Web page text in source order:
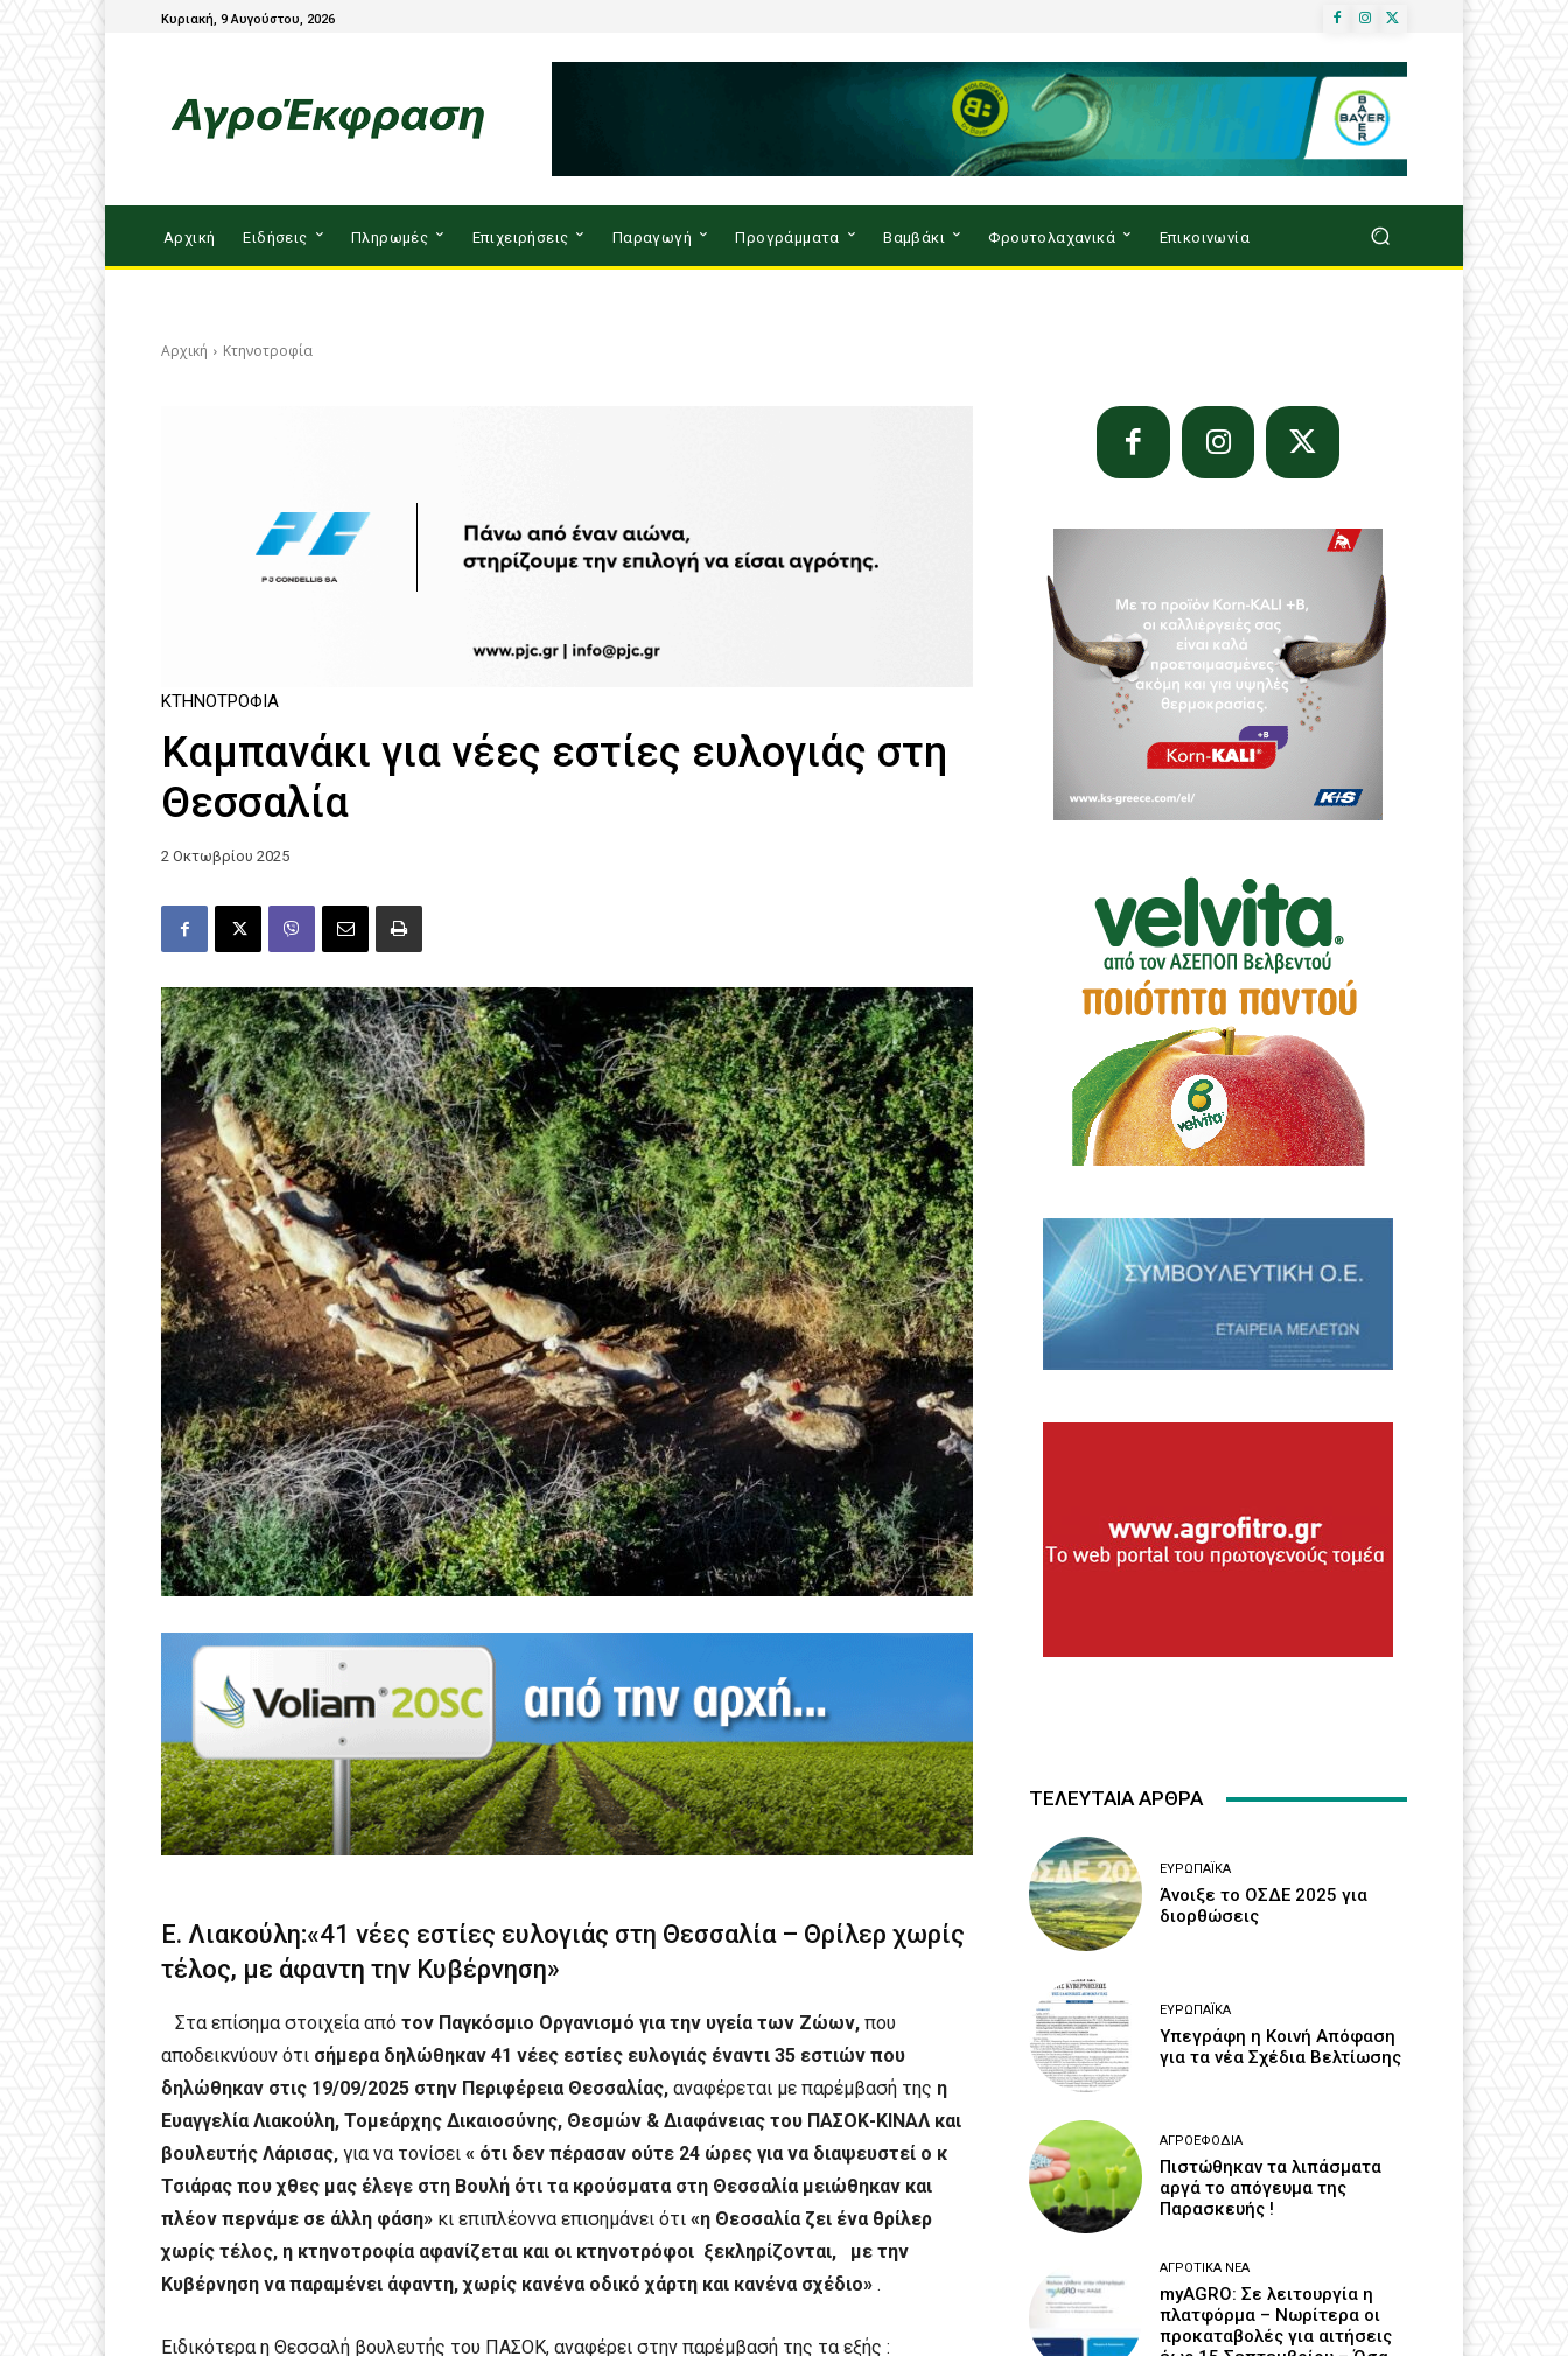
Κυριακή, 9 Αυγούστου, 2026
Αρχική Ειδήσεις Πληρωμές Επιχειρήσεις Παραγωγή Προγράμματα Βαμβάκι Φρουτολαχανικά Επικοινωνία
Αρχική Κτηνοτροφία
ΚΤΗΝΟΤΡΟΦΊΑ
Καμπανάκι για νέες εστίες ευλογιάς στη
Θεσσαλία
2 Οκτωβρίου 2025
Ε. Λιακούλη:«41 νέες εστίες ευλογιάς στη Θεσσαλία – Θρίλερ χωρίς
τέλος, με άφαντη την Κυβέρνηση»
Στα επίσημα στοιχεία από τον Παγκόσμιο Οργανισμό για την υγεία των Ζώων, που
αποδεικνύουν ότι σήμερα δηλώθηκαν 41 νέες εστίες ευλογιάς έναντι 35 εστιών που
δηλώθηκαν στις 19/09/2025 στην Περιφέρεια Θεσσαλίας, αναφέρεται με παρέμβασή της η
Ευαγγελία Λιακούλη, Τομεάρχης Δικαιοσύνης, Θεσμών & Διαφάνειας του ΠΑΣΟΚ-ΚΙΝΑΛ και
βουλευτής Λάρισας, για να τονίσει « ότι δεν πέρασαν ούτε 24 ώρες για να διαψευστεί ο κ
Τσιάρας που χθες μας έλεγε στη Βουλή ότι τα κρούσματα στη Θεσσαλία μειώθηκαν και
πλέον περνάμε σε άλλη φάση» κι επιπλέοννα επισημάνει ότι «η Θεσσαλία ζει ένα θρίλερ
χωρίς τέλος, η κτηνοτροφία αφανίζεται και οι κτηνοτρόφοι ξεκληρίζονται, με την
Κυβέρνηση να παραμένει άφαντη, χωρίς κανένα οδικό χάρτη και κανένα σχέδιο» .
Ειδικότερα η Θεσσαλή βουλευτής του ΠΑΣΟΚ, αναφέρει στην παρέμβασή της τα εξής :
ΤΕΛΕΥΤΑΙΑ ΑΡΘΡΑ
ΕΥΡΩΠΑΪΚΆ
Άνοιξε το ΟΣΔΕ 2025 για
διορθώσεις
ΕΥΡΩΠΑΪΚΆ
Υπεγράφη η Κοινή Απόφαση
για τα νέα Σχέδια Βελτίωσης
ΑΓΡΟΕΦΌΔΙΑ
Πιστώθηκαν τα λιπάσματα
αργά το απόγευμα της
Παρασκευής !
ΑΓΡΟΤΙΚΆ ΝΈΑ
myAGRO: Σε λειτουργία η
πλατφόρμα – Νωρίτερα οι
προκαταβολές για αιτήσεις